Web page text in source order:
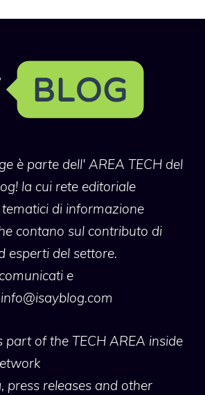
è parte dell' AREA TECH del
la cui rete editoriale
di informazione
contano sul contributo di
esperti del settore.
e
info@isayblog.com
part of the TECH AREA inside
press releases and other